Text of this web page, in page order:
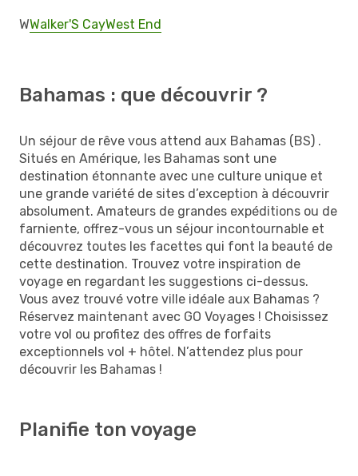
WWalker'S CayWest End
Bahamas : que découvrir ?
Un séjour de rêve vous attend aux Bahamas (BS) .
Situés en Amérique, les Bahamas sont une
destination étonnante avec une culture unique et
une grande variété de sites d’exception à découvrir
absolument. Amateurs de grandes expéditions ou de
farniente, offrez-vous un séjour incontournable et
découvrez toutes les facettes qui font la beauté de
cette destination. Trouvez votre inspiration de
voyage en regardant les suggestions ci-dessus.
Vous avez trouvé votre ville idéale aux Bahamas ?
Réservez maintenant avec GO Voyages ! Choisissez
votre vol ou profitez des offres de forfaits
exceptionnels vol + hôtel. N’attendez plus pour
découvrir les Bahamas !
Planifie ton voyage